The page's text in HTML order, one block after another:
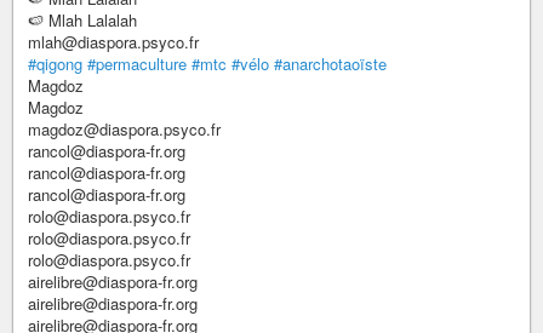
🍉 Mlah Lalalah
mlah@diaspora.psyco.fr
#qigong #permaculture #mtc #vélo #anarchotaoïste
Magdoz
Magdoz
magdoz@diaspora.psyco.fr
rancol@diaspora-fr.org
rancol@diaspora-fr.org
rancol@diaspora-fr.org
rolo@diaspora.psyco.fr
rolo@diaspora.psyco.fr
rolo@diaspora.psyco.fr
airelibre@diaspora-fr.org
airelibre@diaspora-fr.org
airelibre@diaspora-fr.org